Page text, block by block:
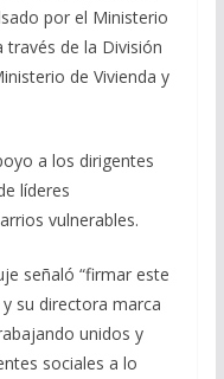
por el Ministerio
través de la División
de Vivienda y
a los dirigentes
líderes
vulnerables.
señaló “firmar este
su directora marca
unidos y
sociales a lo